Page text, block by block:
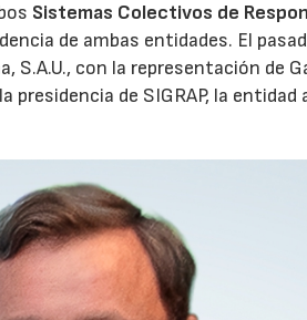
Sistemas Colectivos de
de ambas entidades. El
S.A.U., con la representación de
presidencia de SIGRAP, la